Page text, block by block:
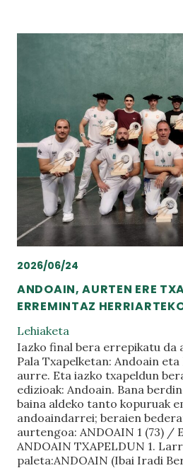
2026/06/24
ANDOAIN, AURTEN ERE
ERREMINTAZ
Lehiaketa
Iazko final bera errepikatu
Pala Txapelketan: Andoain
aurre. Eta iazko txapeldun
edizioak: Andoain. Bana
baina aldeko tanto kopuruak
andoaindarrei; beraien
aurtengoa: ANDOAIN 1 (73) /
ANDOAIN TXAPELDUN 1.
paleta:ANDOAIN (Ibai Iradi